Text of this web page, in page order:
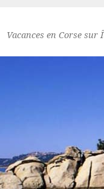
Vacances en Corse sur